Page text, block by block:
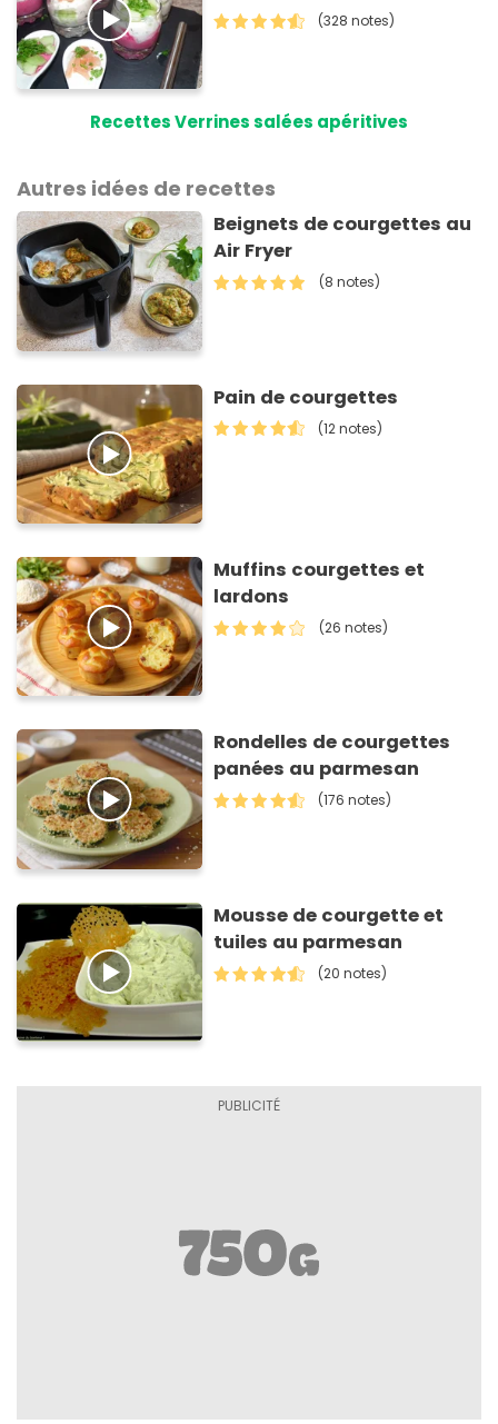
(328 notes)
Recettes Verrines salées apéritives
Autres idées de recettes
Beignets de courgettes au
Air Fryer
(8 notes)
Pain de courgettes
(12 notes)
Muffins courgettes et
lardons
(26 notes)
Rondelles de courgettes
panées au parmesan
(176 notes)
Mousse de courgette et
tuiles au parmesan
(20 notes)